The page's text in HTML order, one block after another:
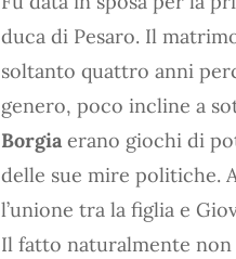
duca di Pesaro. Il
soltanto quattro anni
genero, poco incline a
Borgia erano giochi di
delle sue mire politiche.
l’unione tra la figlia e
Il fatto naturalmente